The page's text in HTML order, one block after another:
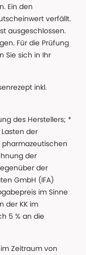
Ein den
verfällt.
ausgeschlossen.
Für die Prüfung
Sie sich in Ihr
inkl.
des Herstellers; *
der
pharmazeutischen
der
der
GmbH (IFA)
im Sinne
der KK im
5 % an die
Zeitraum von